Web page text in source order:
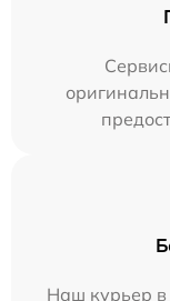
Наш курьер в